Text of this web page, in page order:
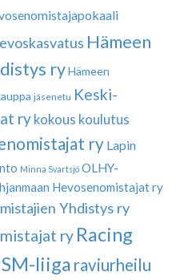
Hämeen
ryHämeen
jäsenetu Keski-
ry kokous koulutus
ry Lapin
Minna Svartsjö OLHY-
Hevosenomistajat ry
Yhdistys ry
ry Racing
liiga raviurheilu